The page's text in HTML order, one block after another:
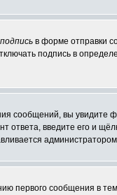
в форме отправки
подпись в
сообщений, вы увидите
ответа, введите его и
первого сообщения в